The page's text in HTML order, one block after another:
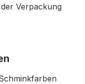
Verpackung